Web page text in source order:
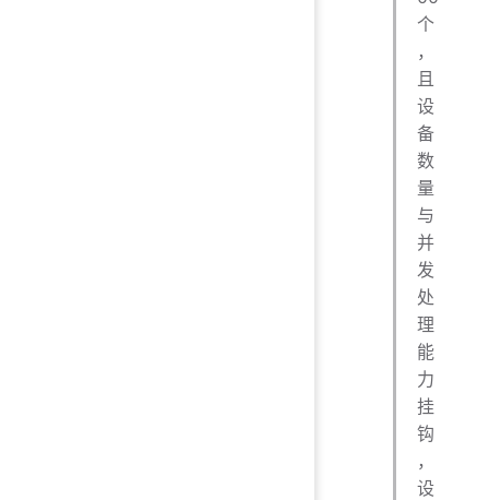
个
，
且
设
备
数
量
与
并
发
处
理
能
力
挂
钩
，
设